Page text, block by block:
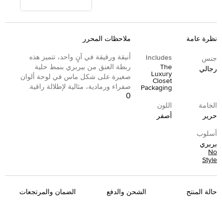
نظرة عامة
جنس
رجالي
Includes
The
Luxury
Closet
Packaging
الخامة
حرير
اللون
أصفر
أسلوب
بربري
No
Style
ملاحظات المحرر
أنيقة ورقيقة في آنٍ واحد، تتميز هذه
ربطة العنق من بيربري بنمط حلية
صغيرة على شكل ماس في لوحة ألوان
صفراء ورمادية، مثالية لإطلالة راقية.
0
حالة المنتج الشحن والدفع الضمان والمرتجعات